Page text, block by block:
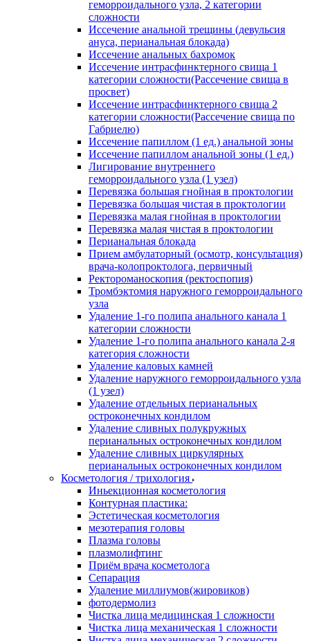
геморроидального узла, 2 категории
сложности
Иссечение анальной трещины (девульсия
ануса, перианальная блокада)
Иссечение анальных бахромок
Иссечение интрасфинктерного свища 1
категории сложности(Рассечение свища в
просвет)
Иссечение интрасфинктерного свища 2
категории сложности(Рассечение свища по
Габриелю)
Иссечение папиллом (1 ед.) анальной зоны
Иссечение папиллом анальной зоны (1 ед.)
Лигирование внутреннего
геморроидального узла (1 узел)
Перевязка большая гнойная в проктологии
Перевязка большая чистая в проктологии
Перевязка малая гнойная в проктологии
Перевязка малая чистая в проктологии
Перианальная блокада
Прием амбулаторный (осмотр, консультация)
врача-колопроктолога, первичный
Ректороманоскопия (ректоспопия)
Тромбэктомия наружного геморроидального
узла
Удаление 1-го полипа анального канала 1
категории сложности
Удаление 1-го полипа анального канала 2-я
категория сложности
Удаление каловых камней
Удаление наружного геморроидального узла
(1 узел)
Удаление отдельных перианальных
остроконечных кондилом
Удаление сливных полукружных
перианальных остроконечных кондилом
Удаление сливных циркулярных
перианальных остроконечных кондилом
Косметология / трихология
Иньекционная косметология
Контурная пластика:
Эстетическая косметология
мезотерапия головы
Плазма головы
плазмолифтинг
Приём врача косметолога
Сепарация
Удаление миллиумов(жировиков)
фотодермолиз
Чистка лица медицинская 1 сложности
Чистка лица механическая 1 сложности